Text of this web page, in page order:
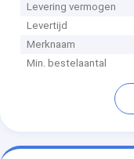
Levering vermogen
Levertijd
Merknaam
Min. bestelaantal